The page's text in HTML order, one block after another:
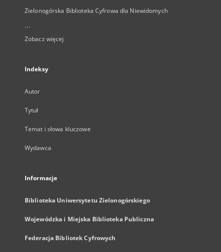
Zielonogórska Biblioteka Cyfrowa dla Niewidomych
...
Zobacz więcej
Indeksy
Autor
Tytuł
Temat i słowa kluczowe
Wydawca
Informacje
Biblioteka Uniwersytetu Zielonogórskiego
Wojewódzka i Miejska Biblioteka Publiczna
Federacja Bibliotek Cyfrowych